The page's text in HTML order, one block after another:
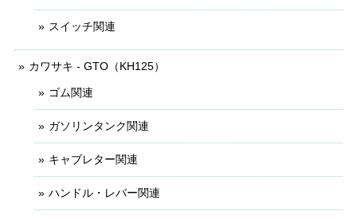
スイッチ関連
カワサキ - GTO（KH125）
ゴム関連
ガソリンタンク関連
キャブレター関連
ハンドル・レバー関連